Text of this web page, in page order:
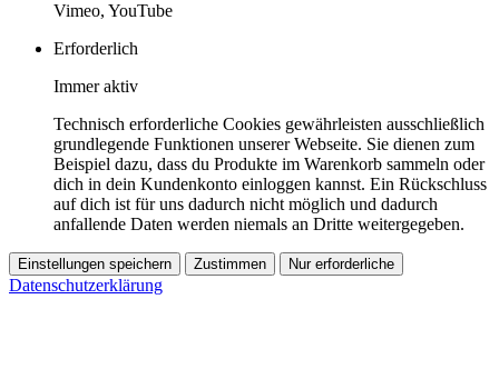
Vimeo, YouTube
Erforderlich
Immer aktiv
Technisch erforderliche Cookies gewährleisten ausschließlich
grundlegende Funktionen unserer Webseite. Sie dienen zum
Beispiel dazu, dass du Produkte im Warenkorb sammeln oder
dich in dein Kundenkonto einloggen kannst. Ein Rückschluss
auf dich ist für uns dadurch nicht möglich und dadurch
anfallende Daten werden niemals an Dritte weitergegeben.
Einstellungen speichern Zustimmen Nur erforderliche
Datenschutzerklärung